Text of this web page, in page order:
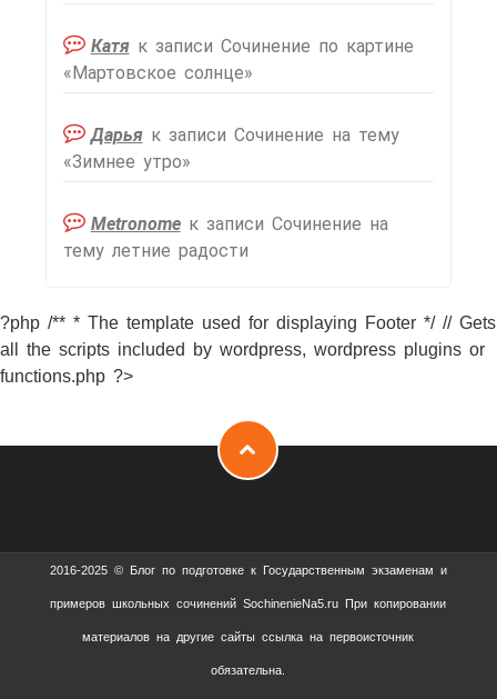
Катяк записи Сочинение по картине
«Мартовское солнце»
Дарьяк записи Сочинение на тему
«Зимнее утро»
Metronomeк записи Сочинение на
тему летние радости
?php /** * The template used for displaying Footer */ // Gets
all the scripts included by wordpress, wordpress plugins or
functions.php ?>
2016-2025 © Блог по подготовке к Государственным экзаменам и
примеров школьных сочинений SochinenieNa5.ru При копировании
материалов на другие сайты ссылка на первоисточник
обязательна.